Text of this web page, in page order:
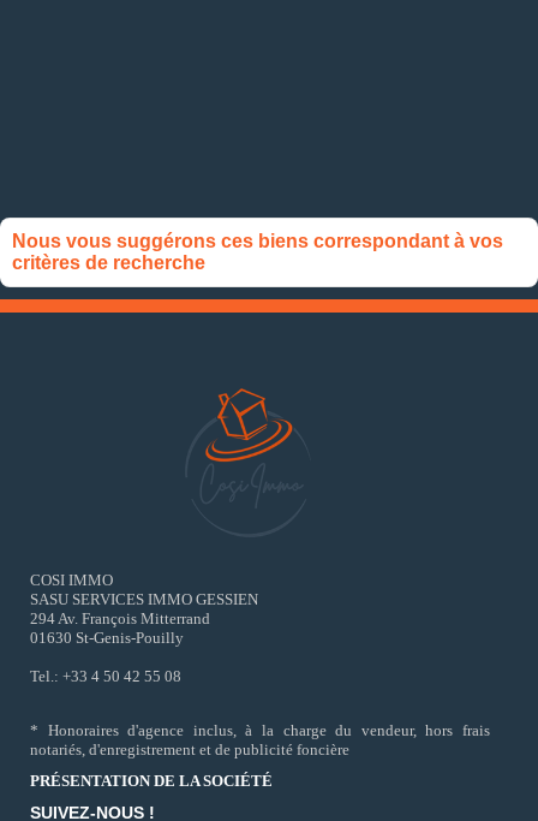
Nous vous suggérons ces biens correspondant à vos
critères de recherche
COSI IMMO
SASU SERVICES IMMO GESSIEN
294 Av. François Mitterrand
01630 St-Genis-Pouilly
Tel.: +33 4 50 42 55 08
* Honoraires d'agence inclus, à la charge du vendeur, hors frais
notariés, d'enregistrement et de publicité foncière
PRÉSENTATION DE LA SOCIÉTÉ
SUIVEZ-NOUS !